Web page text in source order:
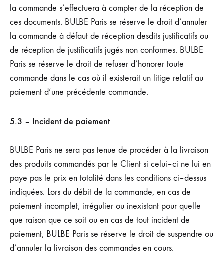
la commande s’effectuera à compter de la réception de
ces documents. BULBE Paris se réserve le droit d’annuler
la commande à défaut de réception desdits justificatifs ou
de réception de justificatifs jugés non conformes. BULBE
Paris se réserve le droit de refuser d’honorer toute
commande dans le cas où il existerait un litige relatif au
paiement d’une précédente commande.
5.3 – Incident de paiement
BULBE Paris ne sera pas tenue de procéder à la livraison
des produits commandés par le Client si celui–ci ne lui en
paye pas le prix en totalité dans les conditions ci–dessus
indiquées. Lors du débit de la commande, en cas de
paiement incomplet, irrégulier ou inexistant pour quelle
que raison que ce soit ou en cas de tout incident de
paiement, BULBE Paris se réserve le droit de suspendre ou
d’annuler la livraison des commandes en cours.